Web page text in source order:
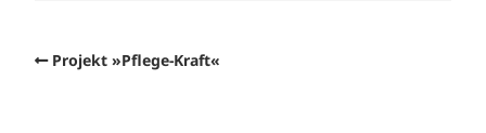
Projekt »Pflege-Kraft«